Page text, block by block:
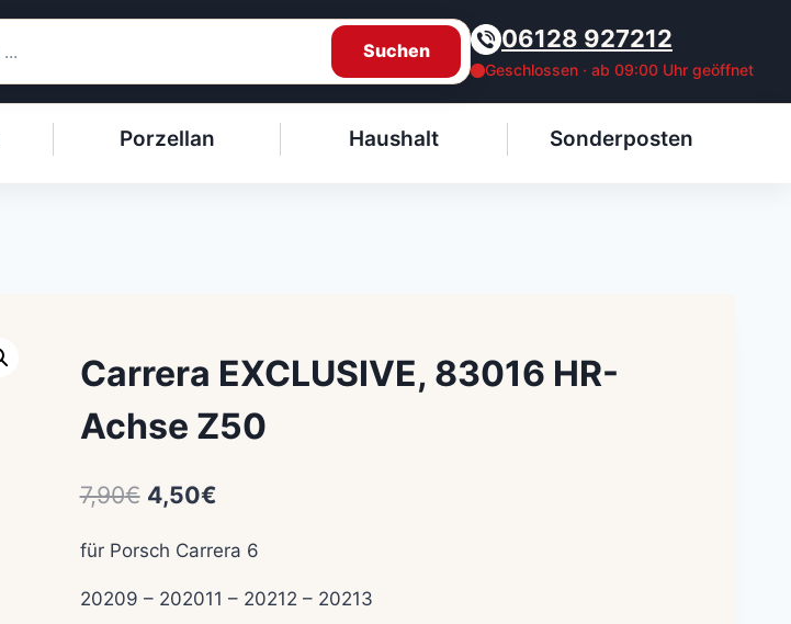
Suchen 06128 927212
Geschlossen · ab 09:00 Uhr geöffnet
Porzellan Haushalt Sonderposten
Carrera EXCLUSIVE, 83016 HR-
Achse Z50
7,90€ Ursprünglicher
7,90€
4,50€Aktueller
4,50€.
für Porsch Carrera 6
20209 – 202011 – 20212 – 20213